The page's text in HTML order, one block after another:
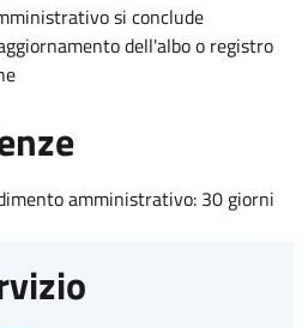
si conclude
dell'albo o registro
amministrativo: 30 giorni